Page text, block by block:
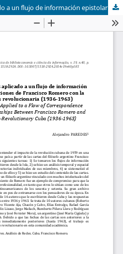
Un análisis de redes aplicado a un flujo de información epistolar: Las relaciones de Francisco Romero con la Cuba pre y pos revolucionaria (1936-1963)